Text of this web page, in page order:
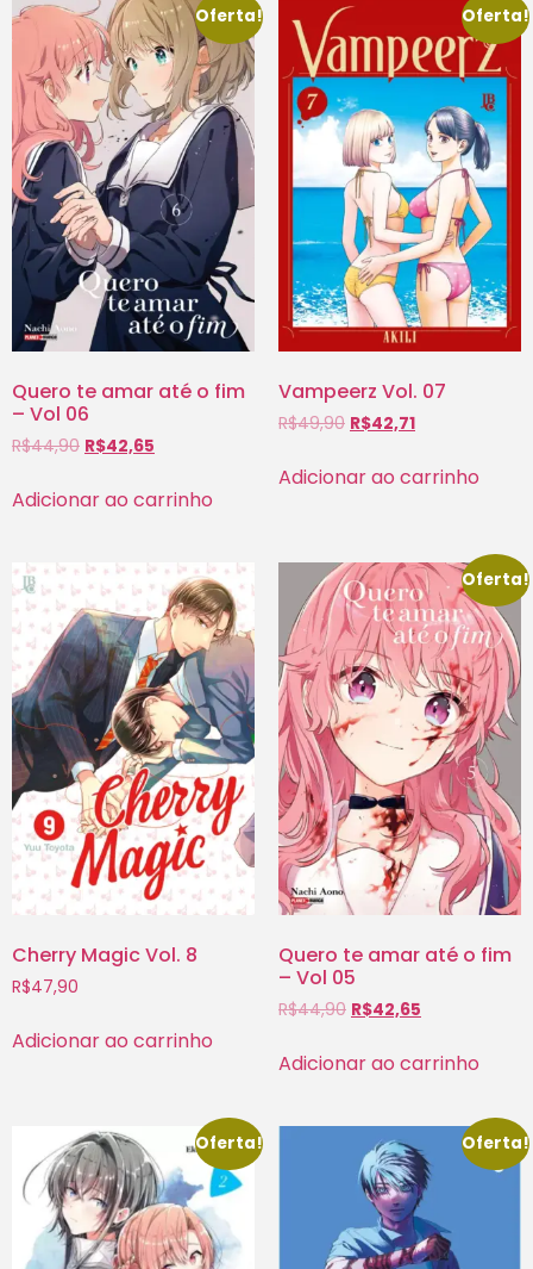
Oferta!
Quero te amar até o fim
– Vol 06
R$44,90 R$42,65
Adicionar ao carrinho
Oferta!
Vampeerz Vol. 07
R$49,90 R$42,71
Adicionar ao carrinho
Cherry Magic Vol. 8
R$47,90
Adicionar ao carrinho
Oferta!
Quero te amar até o fim
– Vol 05
R$44,90 R$42,65
Adicionar ao carrinho
Oferta! Oferta!